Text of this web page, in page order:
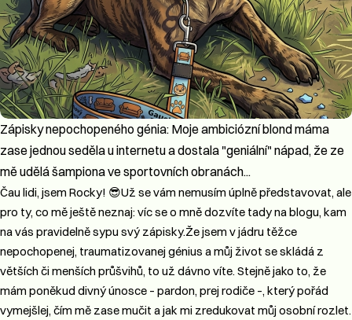
Zápisky nepochopeného génia: Moje ambiciózní blond máma
zase jednou seděla u internetu a dostala "geniální" nápad, že ze
mě udělá šampiona ve sportovních obranách...
Čau lidi, jsem Rocky! 😎​Už se vám nemusím úplně představovat, ale
pro ty, co mě ještě neznaj: víc se o mně dozvíte tady na blogu, kam
na vás pravidelně sypu svý zápisky.​ Že jsem v jádru těžce
nepochopenej, traumatizovanej génius a můj život se skládá z
větších či menších průšvihů, to už dávno víte. Stejně jako to, že
mám poněkud divný únosce – pardon, prej rodiče –, který pořád
vymejšlej, čím mě zase mučit a jak mi zredukovat můj osobní rozlet.